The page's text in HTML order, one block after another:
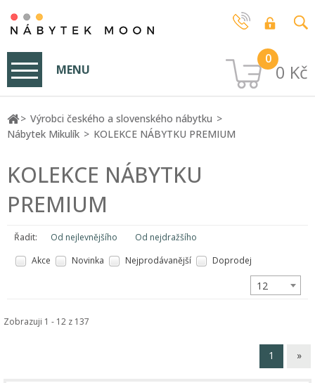
0
0 Kč
MENU
Výrobci českého a slovenského nábytku
Nábytek Mikulík
KOLEKCE NÁBYTKU PREMIUM
KOLEKCE NÁBYTKU
PREMIUM
Řadit: Od nejlevnějšího
Od nejdražšího
Akce
Novinka Nejprodávanější Doprodej
12
Zobrazuji 1 - 12 z 137
1 »